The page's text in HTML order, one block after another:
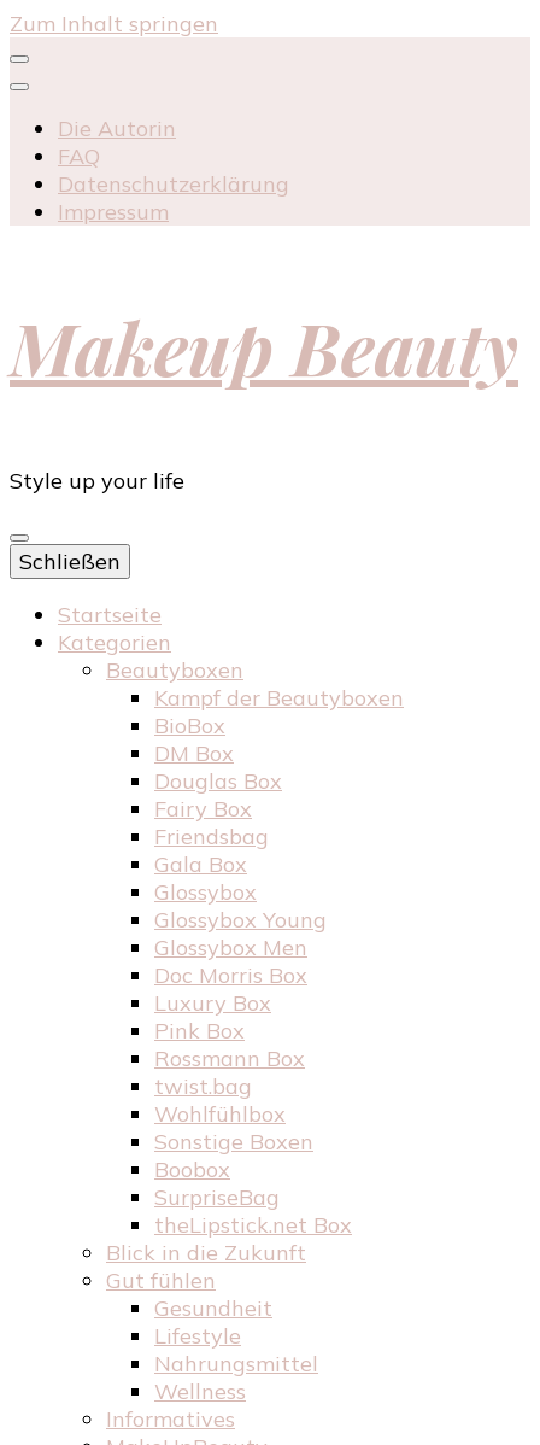
Zum Inhalt springen
Die Autorin
FAQ
Datenschutzerklärung
Impressum
Makeup Beauty
Style up your life
Schließen
Startseite
Kategorien
Beautyboxen
Kampf der Beautyboxen
BioBox
DM Box
Douglas Box
Fairy Box
Friendsbag
Gala Box
Glossybox
Glossybox Young
Glossybox Men
Doc Morris Box
Luxury Box
Pink Box
Rossmann Box
twist.bag
Wohlfühlbox
Sonstige Boxen
Boobox
SurpriseBag
theLipstick.net Box
Blick in die Zukunft
Gut fühlen
Gesundheit
Lifestyle
Nahrungsmittel
Wellness
Informatives